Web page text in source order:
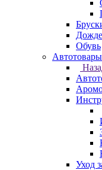
Обувь
Автотовары
Уход